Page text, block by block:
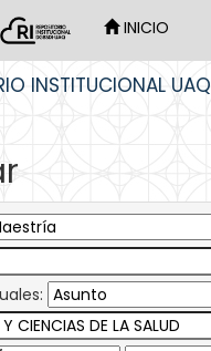
INICIO
INSTITUCIONAL UAQ